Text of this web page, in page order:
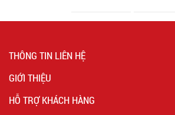
THÔNG TIN LIÊN HỆ
GIỚI THIỆU
HỖ TRỢ KHÁCH HÀNG